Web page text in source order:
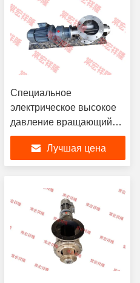
Специальное
электрическое высокое
давление вращающийся
клапан нержавеющей
стали диспенсер
пневматический
Лучшая цена